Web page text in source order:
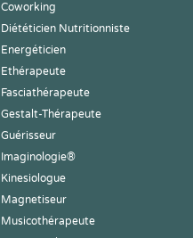
Coworking
Diététicien Nutritionniste
Energéticien
Ethérapeute
Fasciathérapeute
Gestalt-Thérapeute
Guérisseur
Imaginologie®
Kinesiologue
Magnetiseur
Musicothérapeute